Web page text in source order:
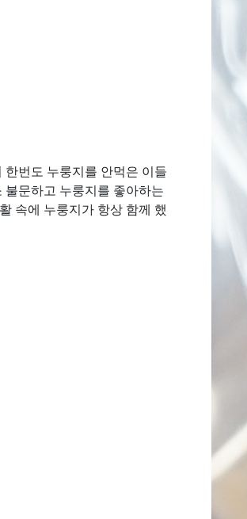
번도 누룽지를 안먹은 이들
문하고 누룽지를 좋아하는
속에 누룽지가 항상 함께 했